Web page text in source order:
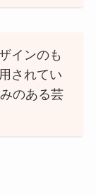
インのも
されてい
のある芸